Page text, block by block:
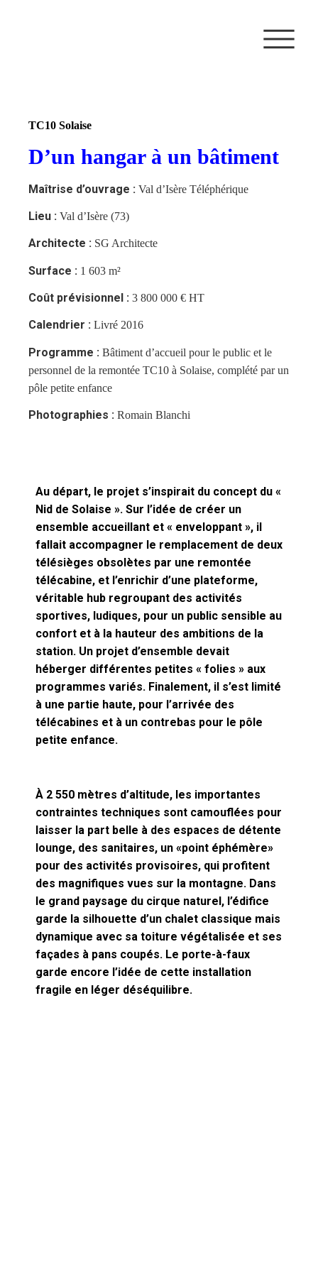
TC10 Solaise
D’un hangar à un bâtiment
Maîtrise d’ouvrage : Val d’Isère Téléphérique
Lieu : Val d’Isère (73)
Architecte : SG Architecte
Surface : 1 603 m²
Coût prévisionnel : 3 800 000 € HT
Calendrier : Livré 2016
Programme : Bâtiment d’accueil pour le public et le
personnel de la remontée TC10 à Solaise, complété par un
pôle petite enfance
Photographies : Romain Blanchi
Au départ, le projet s’inspirait du concept du «
Nid de Solaise ». Sur l’idée de créer un
ensemble accueillant et « enveloppant », il
fallait accompagner le remplacement de deux
télésièges obsolètes par une remontée
télécabine, et l’enrichir d’une plateforme,
véritable hub regroupant des activités
sportives, ludiques, pour un public sensible au
confort et à la hauteur des ambitions de la
station. Un projet d’ensemble devait
héberger différentes petites « folies » aux
programmes variés. Finalement, il s’est limité
à une partie haute, pour l’arrivée des
télécabines et à un contrebas pour le pôle
petite enfance.
À 2 550 mètres d’altitude, les importantes
contraintes techniques sont camouflées pour
laisser la part belle à des espaces de détente
lounge, des sanitaires, un «point éphémère»
pour des activités provisoires, qui profitent
des magnifiques vues sur la montagne. Dans
le grand paysage du cirque naturel, l’édifice
garde la silhouette d’un chalet classique mais
dynamique avec sa toiture végétalisée et ses
façades à pans coupés. Le porte-à-faux
garde encore l’idée de cette installation
fragile en léger déséquilibre.